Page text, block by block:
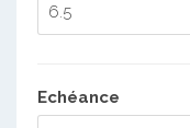
Echéance